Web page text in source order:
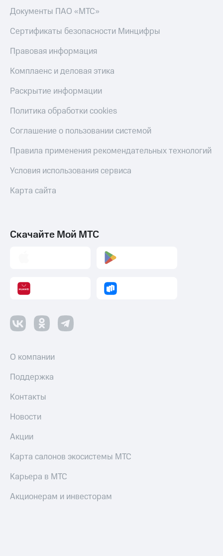
Документы ПАО «МТС»
Сертификаты безопасности Минцифры
Правовая информация
Комплаенс и деловая этика
Раскрытие информации
Политика обработки cookies
Соглашение о пользовании системой
Правила применения рекомендательных технологий
Условия использования сервиса
Карта сайта
Скачайте Мой МТС
О компании
Поддержка
Контакты
Новости
Акции
Карта салонов экосистемы МТС
Карьера в МТС
Акционерам и инвесторам